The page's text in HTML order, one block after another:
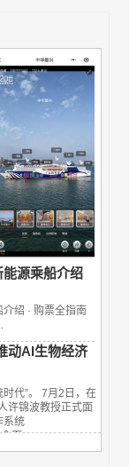
能源乘船介绍
绍 · 购票全指南
动AI生物经济
时代”。 7月2日，在
许锦波教授正式面
系统
面...